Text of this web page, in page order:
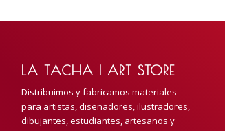
LA TACHA | ART STORE
Distribuimos y fabricamos materiales
para artistas, diseñadores, ilustradores,
dibujantes, estudiantes, artesanos y